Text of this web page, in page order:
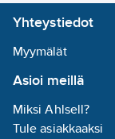
Yhteystiedot
Myymälät
Asioi meillä
Miksi Ahlsell?
Tule asiakkaaksi